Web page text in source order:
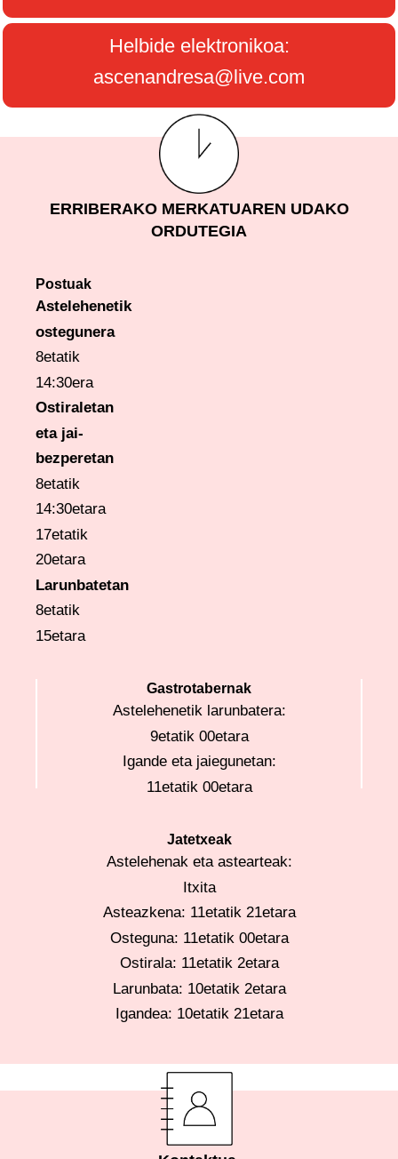
Helbide elektronikoa:
ascenandresa@live.com
ERRIBERAKO MERKATUAREN UDAKO
ORDUTEGIA
Postuak
Astelehenetik
ostegunera
8etatik
14:30era
Ostiraletan
eta jai-
bezperetan
8etatik
14:30etara
17etatik
20etara
Larunbatetan
8etatik
15etara
Gastrotabernak
Astelehenetik larunbatera:
9etatik 00etara
Igande eta jaiegunetan:
11etatik 00etara
Jatetxeak
Astelehenak eta astearteak:
Itxita
Asteazkena: 11etatik 21etara
Osteguna: 11etatik 00etara
Ostirala: 11etatik 2etara
Larunbata: 10etatik 2etara
Igandea: 10etatik 21etara